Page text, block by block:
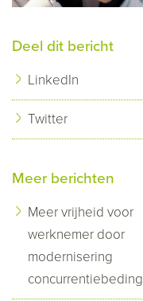
Deel dit bericht
LinkedIn
Twitter
Meer berichten
Meer vrijheid voor
werknemer door
modernisering
concurrentiebeding